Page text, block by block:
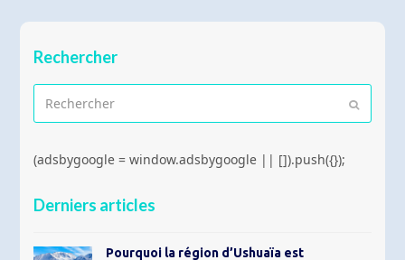
Rechercher
Rechercher
Envoyer
(adsbygoogle = window.adsbygoogle || []).push({});
Derniers articles
Pourquoi la région d’Ushuaïa est